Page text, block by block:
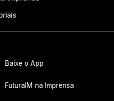
Baixe o App
FuturaIM na Imprensa